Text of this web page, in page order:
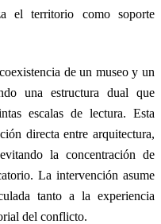
el territorio como soporte
de un museo y un
una estructura dual que
escalas de lectura. Esta
directa entre arquitectura,
la concentración de
La intervención asume
tanto a la experiencia
del conflicto.